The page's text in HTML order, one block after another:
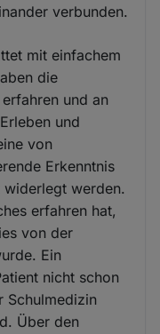
verbunden.
mit einfachem
die
und an
und
von
Erkenntnis
werden.
erfahren hat,
von der
Ein
nicht schon
Schulmedizin
Über den